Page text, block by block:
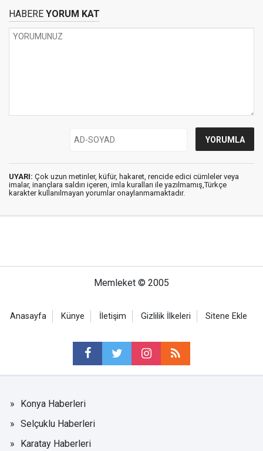
HABERE YORUM KAT
UYARI: Çok uzun metinler, küfür, hakaret, rencide edici cümleler veya
imalar, inançlara saldırı içeren, imla kuralları ile yazılmamış,Türkçe
karakter kullanılmayan yorumlar onaylanmamaktadır.
Memleket © 2005
Anasayfa Künye İletişim Gizlilik İlkeleri Sitene Ekle
Konya Haberleri
Selçuklu Haberleri
Karatay Haberleri